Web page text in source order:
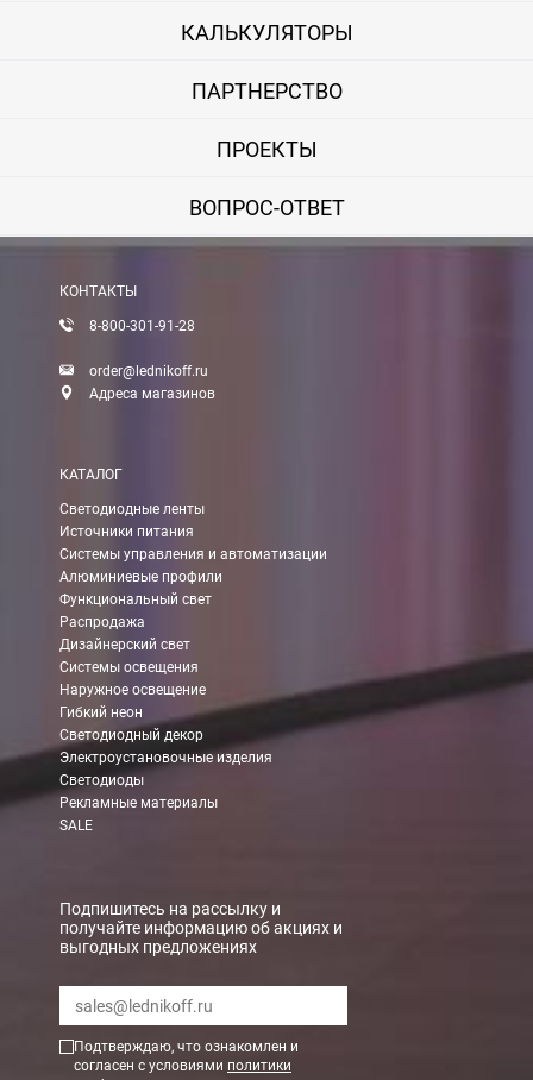
КАЛЬКУЛЯТОРЫ
ПАРТНЕРСТВО
ПРОЕКТЫ
ВОПРОС-ОТВЕТ
КОНТАКТЫ
8-800-301-91-28
order@lednikoff.ru
Адреса магазинов
КАТАЛОГ
Светодиодные ленты
Источники питания
Системы управления и автоматизации
Алюминиевые профили
Функциональный свет
Распродажа
Дизайнерский свет
Системы освещения
Наружное освещение
Гибкий неон
Светодиодный декор
Электроустановочные изделия
Светодиоды
Рекламные материалы
SALE
Подпишитесь на рассылку и
получайте информацию об акциях и
выгодных предложениях
Подтверждаю, что ознакомлен и
согласен с условиями политики